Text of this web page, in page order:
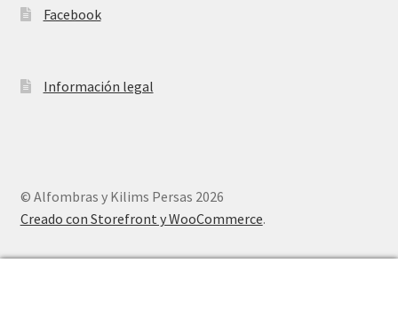
Facebook
Información legal
© Alfombras y Kilims Persas 2026
Creado con Storefront y WooCommerce.